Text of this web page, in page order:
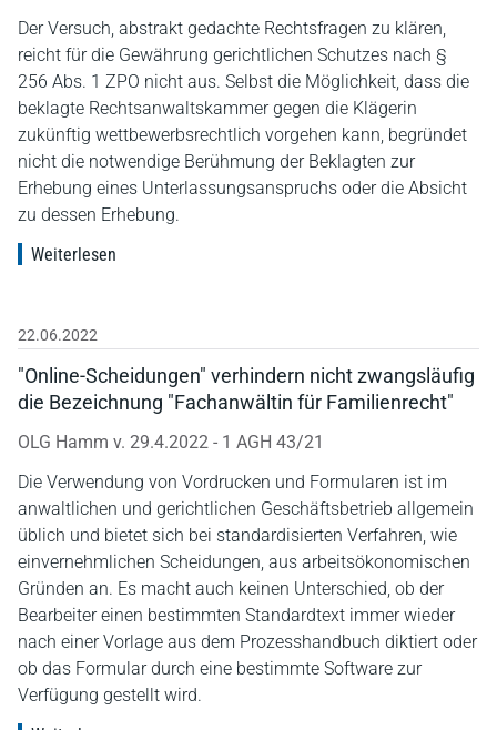
Der Versuch, abstrakt gedachte Rechtsfragen zu klären,
reicht für die Gewährung gerichtlichen Schutzes nach §
256 Abs. 1 ZPO nicht aus. Selbst die Möglichkeit, dass die
beklagte Rechtsanwaltskammer gegen die Klägerin
zukünftig wettbewerbsrechtlich vorgehen kann, begründet
nicht die notwendige Berühmung der Beklagten zur
Erhebung eines Unterlassungsanspruchs oder die Absicht
zu dessen Erhebung.
Weiterlesen
22.06.2022
"Online-Scheidungen" verhindern nicht zwangsläufig
die Bezeichnung "Fachanwältin für Familienrecht"
OLG Hamm v. 29.4.2022 - 1 AGH 43/21
Die Verwendung von Vordrucken und Formularen ist im
anwaltlichen und gerichtlichen Geschäftsbetrieb allgemein
üblich und bietet sich bei standardisierten Verfahren, wie
einvernehmlichen Scheidungen, aus arbeitsökonomischen
Gründen an. Es macht auch keinen Unterschied, ob der
Bearbeiter einen bestimmten Standardtext immer wieder
nach einer Vorlage aus dem Prozesshandbuch diktiert oder
ob das Formular durch eine bestimmte Software zur
Verfügung gestellt wird.